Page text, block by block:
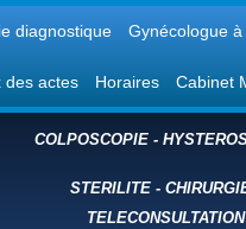
diagnostique Gynécologue à
des actes Horaires Cabinet
COLPOSCOPIE-
STERILITE -
TELECONSULTATION